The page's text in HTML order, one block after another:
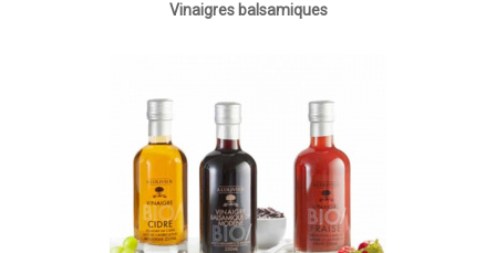
Vinaigres balsamiques